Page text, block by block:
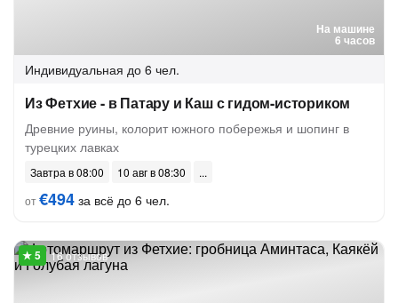
На машине
6 часов
Индивидуальная до 6 чел.
Из Фетхие - в Патару и Каш с гидом-историком
Древние руины, колорит южного побережья и шопинг в
турецких лавках
Завтра в 08:00
10 авг в 08:30
от€494 за всё до 6 чел.
16 отзывов